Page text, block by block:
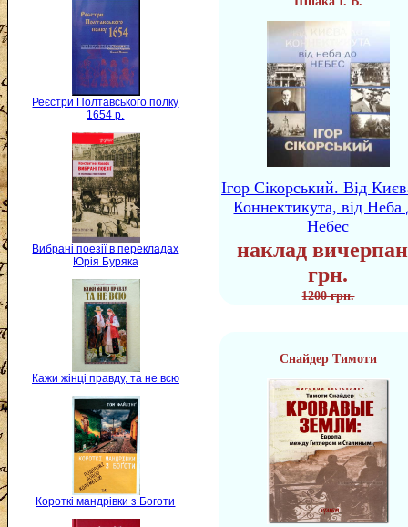
Реєстри Полтавського полку
1654 р.
Вибрані поезії в перекладах
Юрія Буряка
Кажи жінці правду, та не всю
Короткі мандрівки з Боготи
Ігор Сікорський. Від
Коннектикута, від Неба
Небес
наклад
грн.
1200 грн.
Снайдер Тимоти